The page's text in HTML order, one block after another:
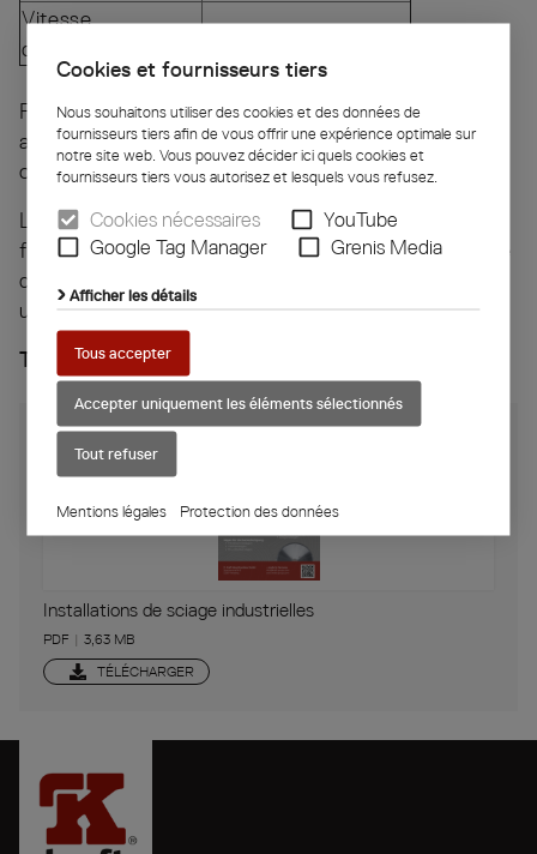
Cookies et fournisseurs tiers
Nous souhaitons utiliser des cookies et des données de
fournisseurs tiers afin de vous offrir une expérience optimale sur
notre site web. Vous pouvez décider ici quels cookies et
fournisseurs tiers vous autorisez et lesquels vous refusez.
Cookies nécessaires
YouTube
Google Tag Manager
Grenis Media
Afficher les détails
Tous accepter
Accepter uniquement les éléments sélectionnés
Tout refuser
Mentions légales Protection des données
Vitesse
d’avance
Pour toute question complémentaire, option ou
adaptation individuelle – N’hésitez pas à nous
contacter !
Les illustrations et données techniques sont
fournies sans engagement. Nous nous réservons le
droit de les modifier dans le cadre d’évolutions
ultérieures.
Téléchargements
Installations de sciage industrielles
PDF | 3,63 MB
TÉLÉCHARGER